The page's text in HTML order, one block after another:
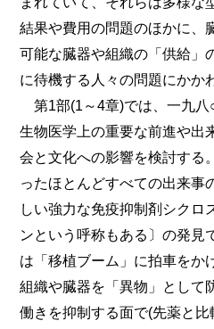
結果や費用の問題のほかに、
可能な臓器や組織の「供給」
に待機する人々の問題にかか
第1部(1～4章)では、一九八
生物医学上の重要な前進や出
会と文化への影響を検討する
ったほとんどすべての出来事
しい強力な免疫抑制剤シクロ
ンという呼称もある〕の発見
は「移植ブーム」に拍車をか
組織や臓器を「異物」として
働きを抑制する面で(先薬と